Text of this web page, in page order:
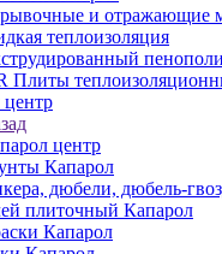
и отражающие
теплоизоляция
Плиты
центр
Капарол
дюбели, дюбель-
плиточный Капарол
Капарол